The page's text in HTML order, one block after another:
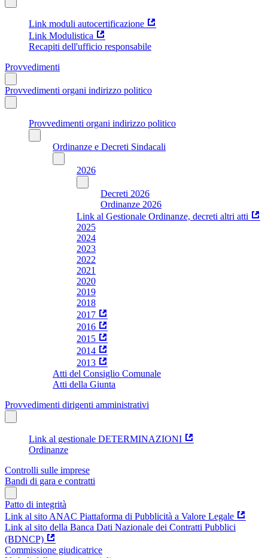
Link moduli autocertificazione
Link Modulistica
Recapiti dell'ufficio responsabile
Provvedimenti
Provvedimenti organi indirizzo politico
Provvedimenti organi indirizzo politico
Ordinanze e Decreti Sindacali
2026
Decreti 2026
Ordinanze 2026
Link al Gestionale Ordinanze, decreti altri atti
2025
2024
2023
2022
2021
2020
2019
2018
2017
2016
2015
2014
2013
Atti del Consiglio Comunale
Atti della Giunta
Provvedimenti dirigenti amministrativi
Link al gestionale DETERMINAZIONI
Ordinanze
Controlli sulle imprese
Bandi di gara e contratti
Patto di integrità
Link al sito ANAC Piattaforma di Pubblicità a Valore Legale
Link al sito della Banca Dati Nazionale dei Contratti Pubblici
(BDNCP)
Commissione giudicatrice